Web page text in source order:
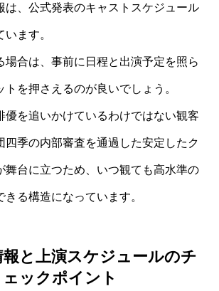
は、公式発表のキャストスケジュール
ます。
場合は、事前に日程と出演予定を照ら
トを押さえるのが良いでしょう。
優を追いかけているわけではない観客
四季の内部審査を通過した安定したク
舞台に立つため、いつ観ても高水準の
きる構造になっています。
と上演スケジュールのチ
ェックポイント